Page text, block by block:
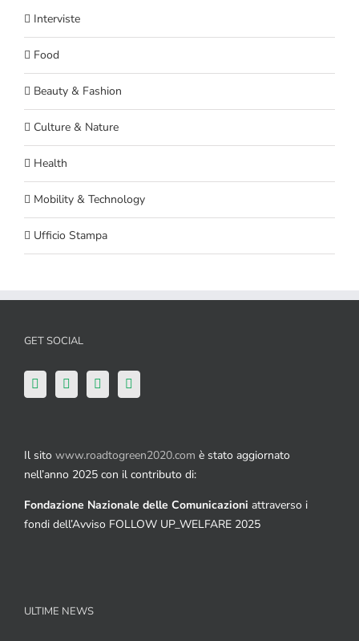
Interviste
Food
Beauty & Fashion
Culture & Nature
Health
Mobility & Technology
Ufficio Stampa
GET SOCIAL
Il sito www.roadtogreen2020.com è stato aggiornato
nell’anno 2025 con il contributo di:
Fondazione Nazionale delle Comunicazioni attraverso i
fondi dell’Avviso FOLLOW UP_WELFARE 2025
ULTIME NEWS